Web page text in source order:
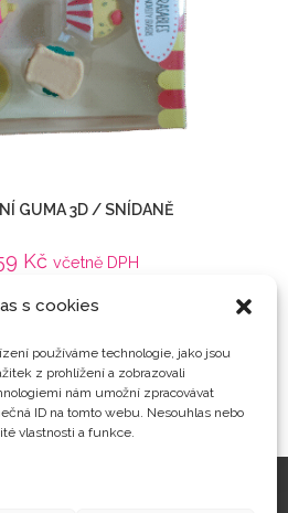
s cookies
používáme technologie, jako jsou
z prohlížení a zobrazovali
nám umožní zpracovávat
ID na tomto webu. Nesouhlas nebo
vlastnosti a funkce.
GUMA 3D / SNÍDANĚ
Kč včetně DPH
Detail